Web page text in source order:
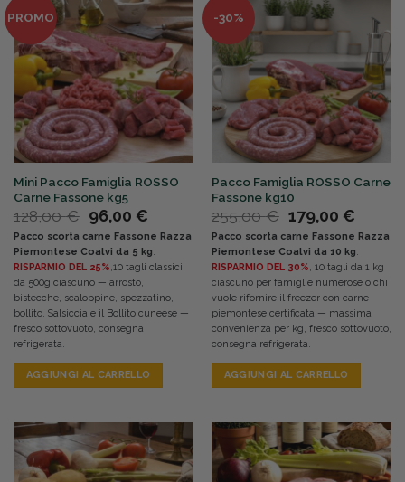
PROMO
Mini Pacco Famiglia ROSSO
Carne Fassone kg5
128,00€ Il
prezzo
originale
era:
128,00 €.
96,00 €
prezzo
attuale
è:
96,00 €.
Pacco scorta carne Fassone Razza
Piemontese Coalvi da 5 kg:
RISPARMIO DEL 25%,10 tagli classici
da 500g ciascuno — arrosto,
bistecche, scaloppine, spezzatino,
bollito, Salsiccia e il Bollito cuneese —
fresco sottovuoto, consegna
refrigerata.
AGGIUNGI AL CARRELLO
-30%
Pacco Famiglia ROSSO Carne
Fassone kg10
255,00€ Il
prezzo
originale
era:
255,00 €.
179,00 €
è:
Pacco scorta carne Fassone Razza
Piemontese Coalvi da 10 kg:
RISPARMIO DEL 30%, 10 tagli da 1 kg
ciascuno per famiglie numerose o chi
vuole rifornire il freezer con carne
piemontese certificata — massima
convenienza per kg, fresco sottovuoto,
consegna refrigerata.
AGGIUNGI AL CARRELLO